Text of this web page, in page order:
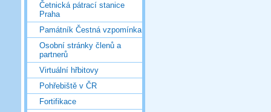
Četnická pátrací stanice
Praha
Památník Čestná vzpomínka
Osobní stránky členů a
partnerů
Virtuální hřbitovy
Pohřebiště v ČR
Fortifikace